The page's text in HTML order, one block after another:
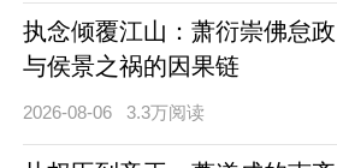
执念倾覆江山：萧衍崇佛怠政
与侯景之祸的因果链
2026-08-06 3.3万阅读